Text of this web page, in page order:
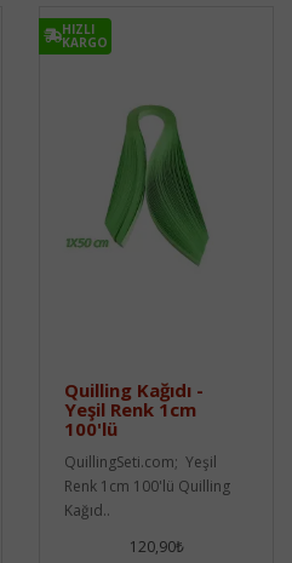
HIZLI
KARGO
Quilling Kağıdı -
Yeşil Renk 1cm
100'lü
QuillingSeti.com; Yeşil
Renk 1cm 100'lü Quilling
Kağıd..
120,90₺